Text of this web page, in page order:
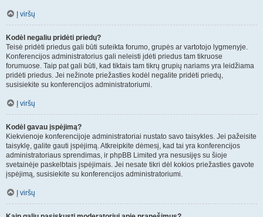
Į viršų
Kodėl negaliu pridėti priedų?
Teisė pridėti priedus gali būti suteikta forumo, grupės ar vartotojo lygmenyje.
Konferencijos administratorius gali neleisti įdėti priedus tam tikruose
forumuose. Taip pat gali būti, kad tiktais tam tikrų grupių nariams yra leidžiama
pridėti priedus. Jei nežinote priežasties kodėl negalite pridėti priedų,
susisiekite su konferencijos administratoriumi.
Į viršų
Kodėl gavau įspėjimą?
Kiekvienoje konferencijoje administratoriai nustato savo taisykles. Jei pažeisite
taisyklę, galite gauti įspėjimą. Atkreipkite dėmesį, kad tai yra konferencijos
administratoriaus sprendimas, ir phpBB Limited yra nesusijęs su šioje
svetainėje paskelbtais įspėjimais. Jei nesate tikri dėl kokios priežasties gavote
įspėjimą, susisiekite su konferencijos administratoriumi.
Į viršų